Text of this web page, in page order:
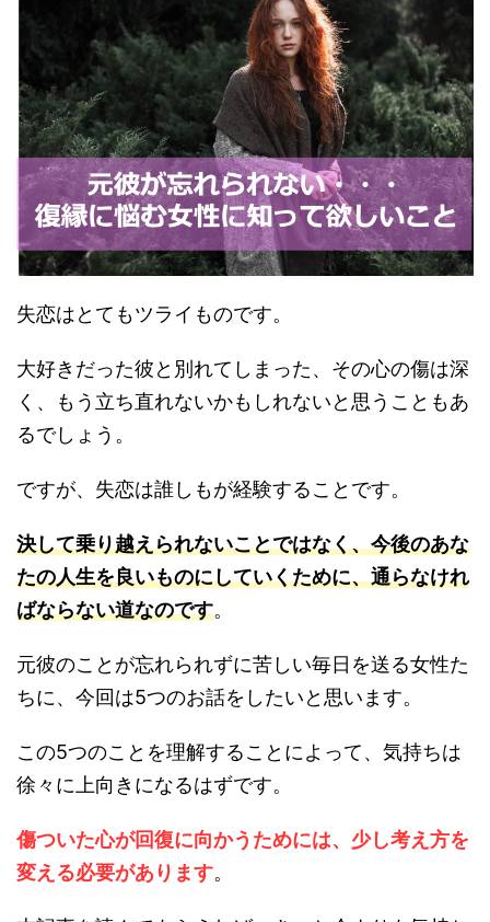
失恋はとてもツライものです。
大好きだった彼と別れてしまった、その心の傷は深
く、もう立ち直れないかもしれないと思うこともあ
るでしょう。
ですが、失恋は誰しもが経験することです。
決して乗り越えられないことではなく、今後のあな
たの人生を良いものにしていくために、通らなけれ
ばならない道なのです。
元彼のことが忘れられずに苦しい毎日を送る女性た
ちに、今回は5つのお話をしたいと思います。
この5つのことを理解することによって、気持ちは
徐々に上向きになるはずです。
傷ついた心が回復に向かうためには、少し考え方を
変える必要があります。